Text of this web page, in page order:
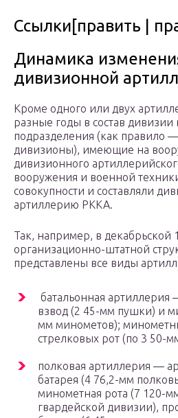
Ссылки[править |
Динамика
дивизионной
Кроме одного или двух
разные годы в состав дивизии
подразделения (как правило
дивизионы), имеющие на
дивизионного
вооружения и военной
совокупности и составляли
артиллерию РККА.
Так, например, в декабрьской
организационно-штатной
представлены все виды
батальонная
взвод (2 45-мм пушки) и
мм минометов);
стрелковых рот (по 3 50-
полковая артиллерия —
батарея (4 76,2-мм
минометная рота (7 120-
гвардейской дивизии),